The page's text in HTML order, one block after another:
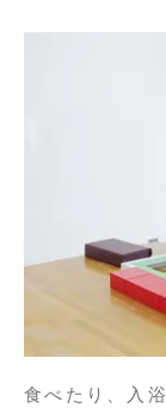
食べたり、入